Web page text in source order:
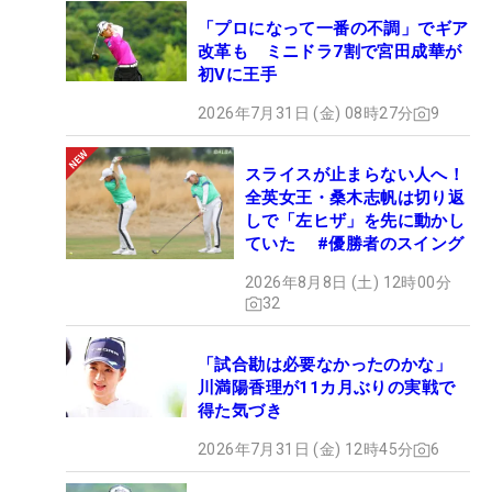
したはその経験を生かしたい。鹿児島県出身です
し、同じ九州の地で初優勝して、お世話になってい
「プロになって一番の不調」でギア
改革も ミニドラ7割で宮田成華が
初Vに王手
2026年7月31日 (金) 08時27分 9
スライスが止まらない人へ！
全英女王・桑木志帆は切り返
しで「左ヒザ」を先に動かし
ていた #優勝者のスイング
2026年8月8日 (土) 12時00分
32
「試合勘は必要なかったのかな」
川満陽香理が11カ月ぶりの実戦で
得た気づき
2026年7月31日 (金) 12時45分 6